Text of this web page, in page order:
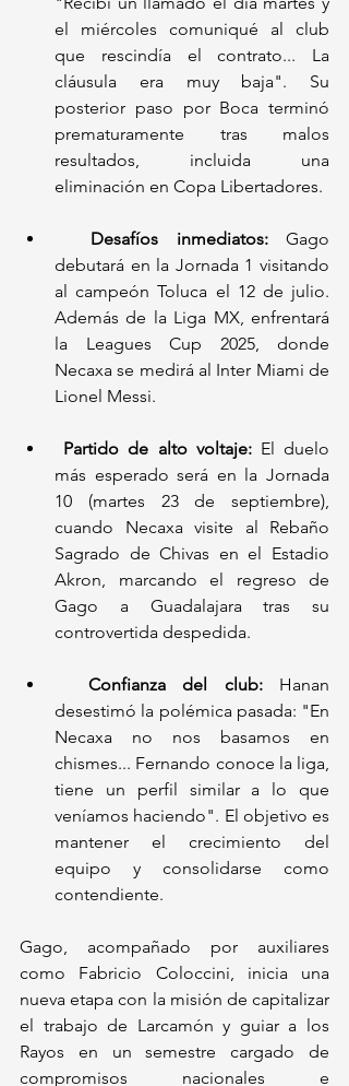
el miércoles comuniqué al club
que rescindía el contrato... La
cláusula era muy baja". Su
posterior paso por Boca terminó
prematuramente tras malos
resultados, incluida una
eliminación en Copa Libertadores.
Desafíos inmediatos: Gago
debutará en la Jornada 1 visitando
al campeón Toluca el 12 de julio.
Además de la Liga MX, enfrentará
la Leagues Cup 2025, donde
Necaxa se medirá al Inter Miami de
Lionel Messi.
Partido de alto voltaje: El duelo
más esperado será en la Jornada
10 (martes 23 de septiembre),
cuando Necaxa visite al Rebaño
Sagrado de Chivas en el Estadio
Akron, marcando el regreso de
Gago a Guadalajara tras su
controvertida despedida.
Confianza del club: Hanan
desestimó la polémica pasada: "En
Necaxa no nos basamos en
chismes... Fernando conoce la liga,
tiene un perfil similar a lo que
veníamos haciendo". El objetivo es
mantener el crecimiento del
equipo y consolidarse como
contendiente.
Gago, acompañado por auxiliares
como Fabricio Coloccini, inicia una
nueva etapa con la misión de capitalizar
el trabajo de Larcamón y guiar a los
Rayos en un semestre cargado de
compromisos nacionales e